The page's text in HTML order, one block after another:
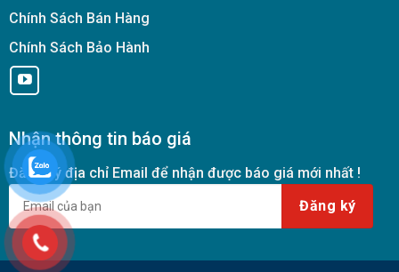
Chính Sách Bán Hàng
Chính Sách Bảo Hành
Nhận thông tin báo giá
Đăng ký địa chỉ Email để nhận được báo giá mới nhất !